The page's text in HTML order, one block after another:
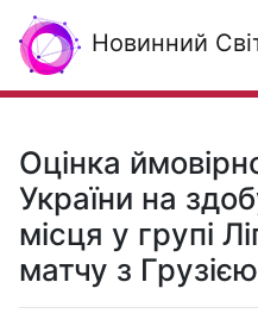
Новинний
Оцінка
України на
місця у групі
матчу з